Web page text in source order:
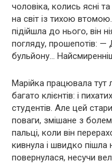
чоловіка, колись ясні
на світ із тихою
підійшла до нього, він
погляду, прошепотів:
бульйону…
Марійка працювала тут
багато клієнтів: і
студентів. Але цей
поваги, змішане з
пальці, коли він
кивнула і швидко пішла
повернулася, несучи